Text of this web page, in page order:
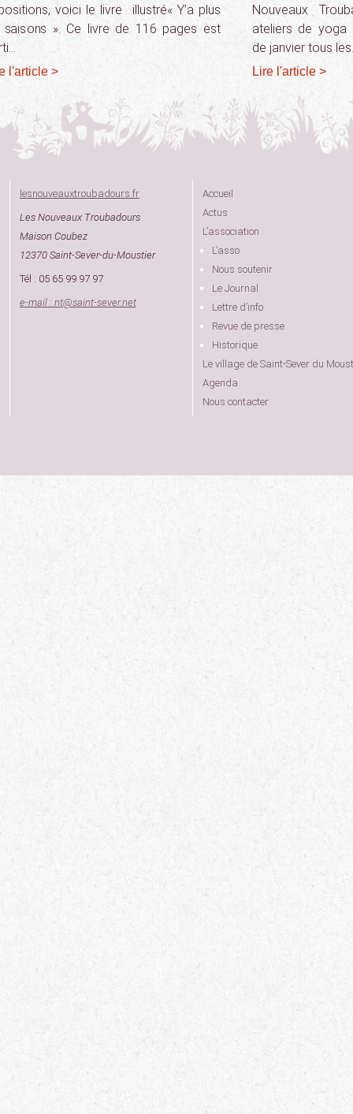
voici le livre illustré« Y’a plus
saisons ». Ce livre de 116 pages est
l'article >
Nouveaux
ateliers de yoga
de janvier tous
Lire l'article >
lesnouveauxtroubadours.fr
Les Nouveaux Troubadours
Maison Coubez
12370 Saint-Sever-du-Moustier
Tél : 05 65 99 97 97
e-mail : nt@saint-sever.net
Accueil
Actus
L’association
L’asso
Nous soutenir
Le Journal
Lettre d’info
Revue de presse
Historique
Le village de Saint-Sever du
Agenda
Nous contacter